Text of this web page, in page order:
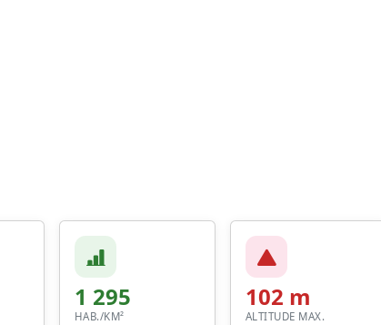
1 295
HAB./KM²
102 m
ALTITUDE MAX.